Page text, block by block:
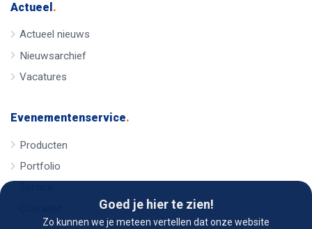
Goed je hier te zien!
Zo kunnen we je meteen vertellen dat onze website
Actueel .
Actueel nieuws
Nieuwsarchief
Vacatures
Evenementenservice.
Producten
Portfolio